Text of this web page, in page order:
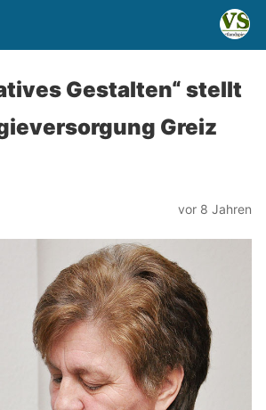
Gestalten“ stellt
Greiz
vor 8 Jahren